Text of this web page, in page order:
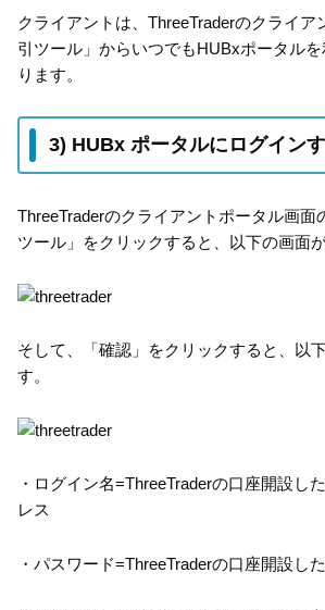
クライアントは、ThreeTraderのクライア
引ツール」からいつでもHUBxポータル
ります。
3) HUBx ポータルにログイン
ThreeTraderのクライアントポータル画面
ツール」をクリックすると、以下の画面が
そして、「確認」をクリックすると、以
す。
・ログイン名=ThreeTraderの口座開設し
レス
・パスワード=ThreeTraderの口座開設し